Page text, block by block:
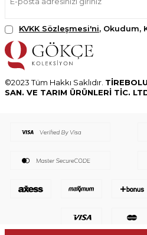
KVKK Sözleşmesi'ni, Okudum,
©2023 Tüm Hakkı Saklıdır.
SAN. VE TARIM ÜRÜNLERİ TİC.